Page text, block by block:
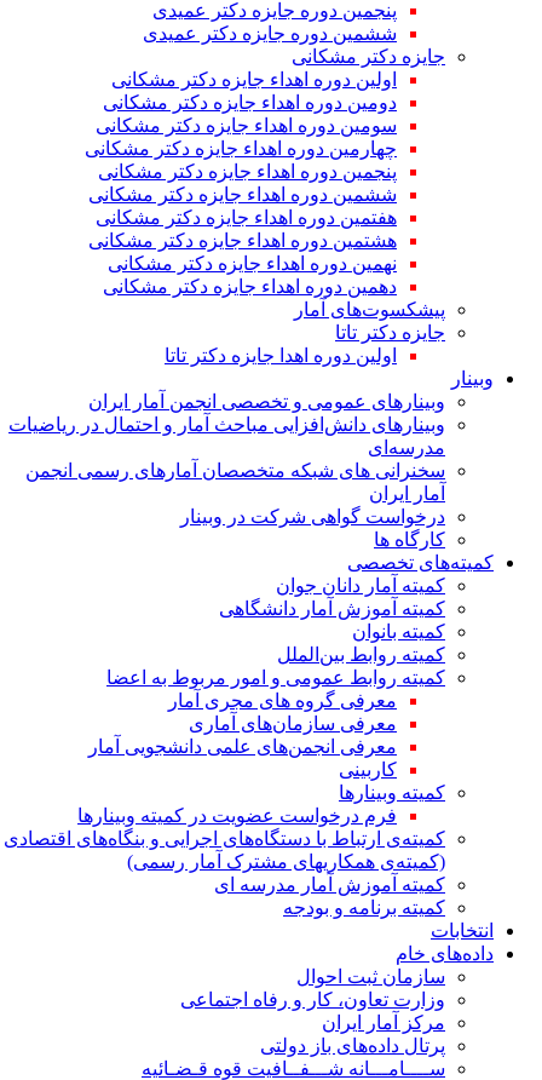
پنجمین دوره جایزه دکتر عمیدی
ششمین دوره جایزه دکتر عمیدی
جایزه دکتر مشکانی
اولین دوره اهداء جایزه دکتر مشکانی
دومین دوره اهداء جایزه دکتر مشکانی
سومین دوره اهداء جایزه دکتر مشکانی
چهارمین دوره اهداء جایزه دکتر مشکانی
پنجمین دوره اهداء جایزه دکتر مشکانی
ششمین دوره اهداء جایزه دکتر مشکانی
هفتمین دوره اهداء جایزه دکتر مشکانی
هشتمین دوره اهداء جایزه دکتر مشکانی
نهمین دوره اهداء جایزه دکتر مشکانی
دهمین دوره اهداء جایزه دکتر مشکانی
پیشکسوت‌های آمار
جایزه دکتر تاتا
اولین دوره اهدا جایزه دکتر تاتا
وبینار
وبینارهای عمومی و تخصصی انجمن آمار ایران
وبینارهای دانش‌افزایی مباحث آمار و احتمال در ریاضیات
مدرسه‌ای
سخنرانی های شبکه متخصصان آمارهای رسمی انجمن
آمار ایران
درخواست گواهی شرکت در وبینار
کارگاه ها
کمیته‌های تخصصی
کمیته آمار دانان جوان
کمیته آموزش آمار دانشگاهی
کمیته بانوان
کمیته روابط بین‌الملل
کمیته روابط عمومی و امور مربوط به اعضا
معرفی گروه های مجری آمار
معرفی سازمان‌های آماری
معرفی انجمن‌های علمی دانشجویی آمار
کاربینی
کمیته وبینارها
فرم درخواست عضویت در کمیته وبینارها
کمیته‌ی ارتباط با دستگاه‌های اجرایی و بنگاه‌های اقتصادی
(کمیته‌ی همکاریهای مشترک آمار رسمی)
کمیته آموزش آمار مدرسه ای
کمیته برنامه و بودجه
انتخابات
داده‌های خام
سازمان ثبت احوال
وزارت تعاون، کار و رفاه اجتماعی
مرکز آمار ایران
پرتال داده‌های باز دولتی
ســــامـــانه شـــفــافیت قوه قـضـائیه